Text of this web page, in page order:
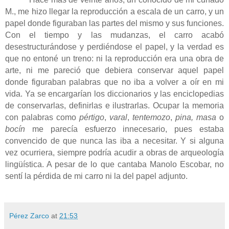
M., me hizo llegar la reproducción a escala de un carro, y un
papel donde figuraban las partes del mismo y sus funciones.
Con el tiempo y las mudanzas, el carro acabó
desestructurándose y perdiéndose el papel, y la verdad es
que no entoné un treno: ni la reproducción era una obra de
arte, ni me pareció que debiera conservar aquel papel
donde figuraban palabras que no iba a volver a oír en mi
vida. Ya se encargarían los diccionarios y las enciclopedias
de conservarlas, definirlas e ilustrarlas. Ocupar la memoria
con palabras como pértigo, varal, tentemozo, pina, masa o
bocín me parecía esfuerzo innecesario, pues estaba
convencido de que nunca las iba a necesitar. Y si alguna
vez ocurriera, siempre podría acudir a obras de arqueología
lingüística. A pesar de lo que cantaba Manolo Escobar, no
sentí la pérdida de mi carro ni la del papel adjunto.
Pérez Zarco at 21:53